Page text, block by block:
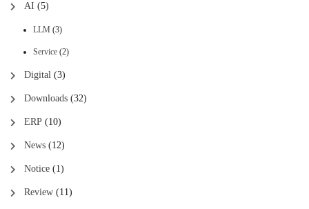
AI (5)
LLM (3)
Service (2)
Digital (3)
Downloads (32)
ERP (10)
News (12)
Notice (1)
Review (11)